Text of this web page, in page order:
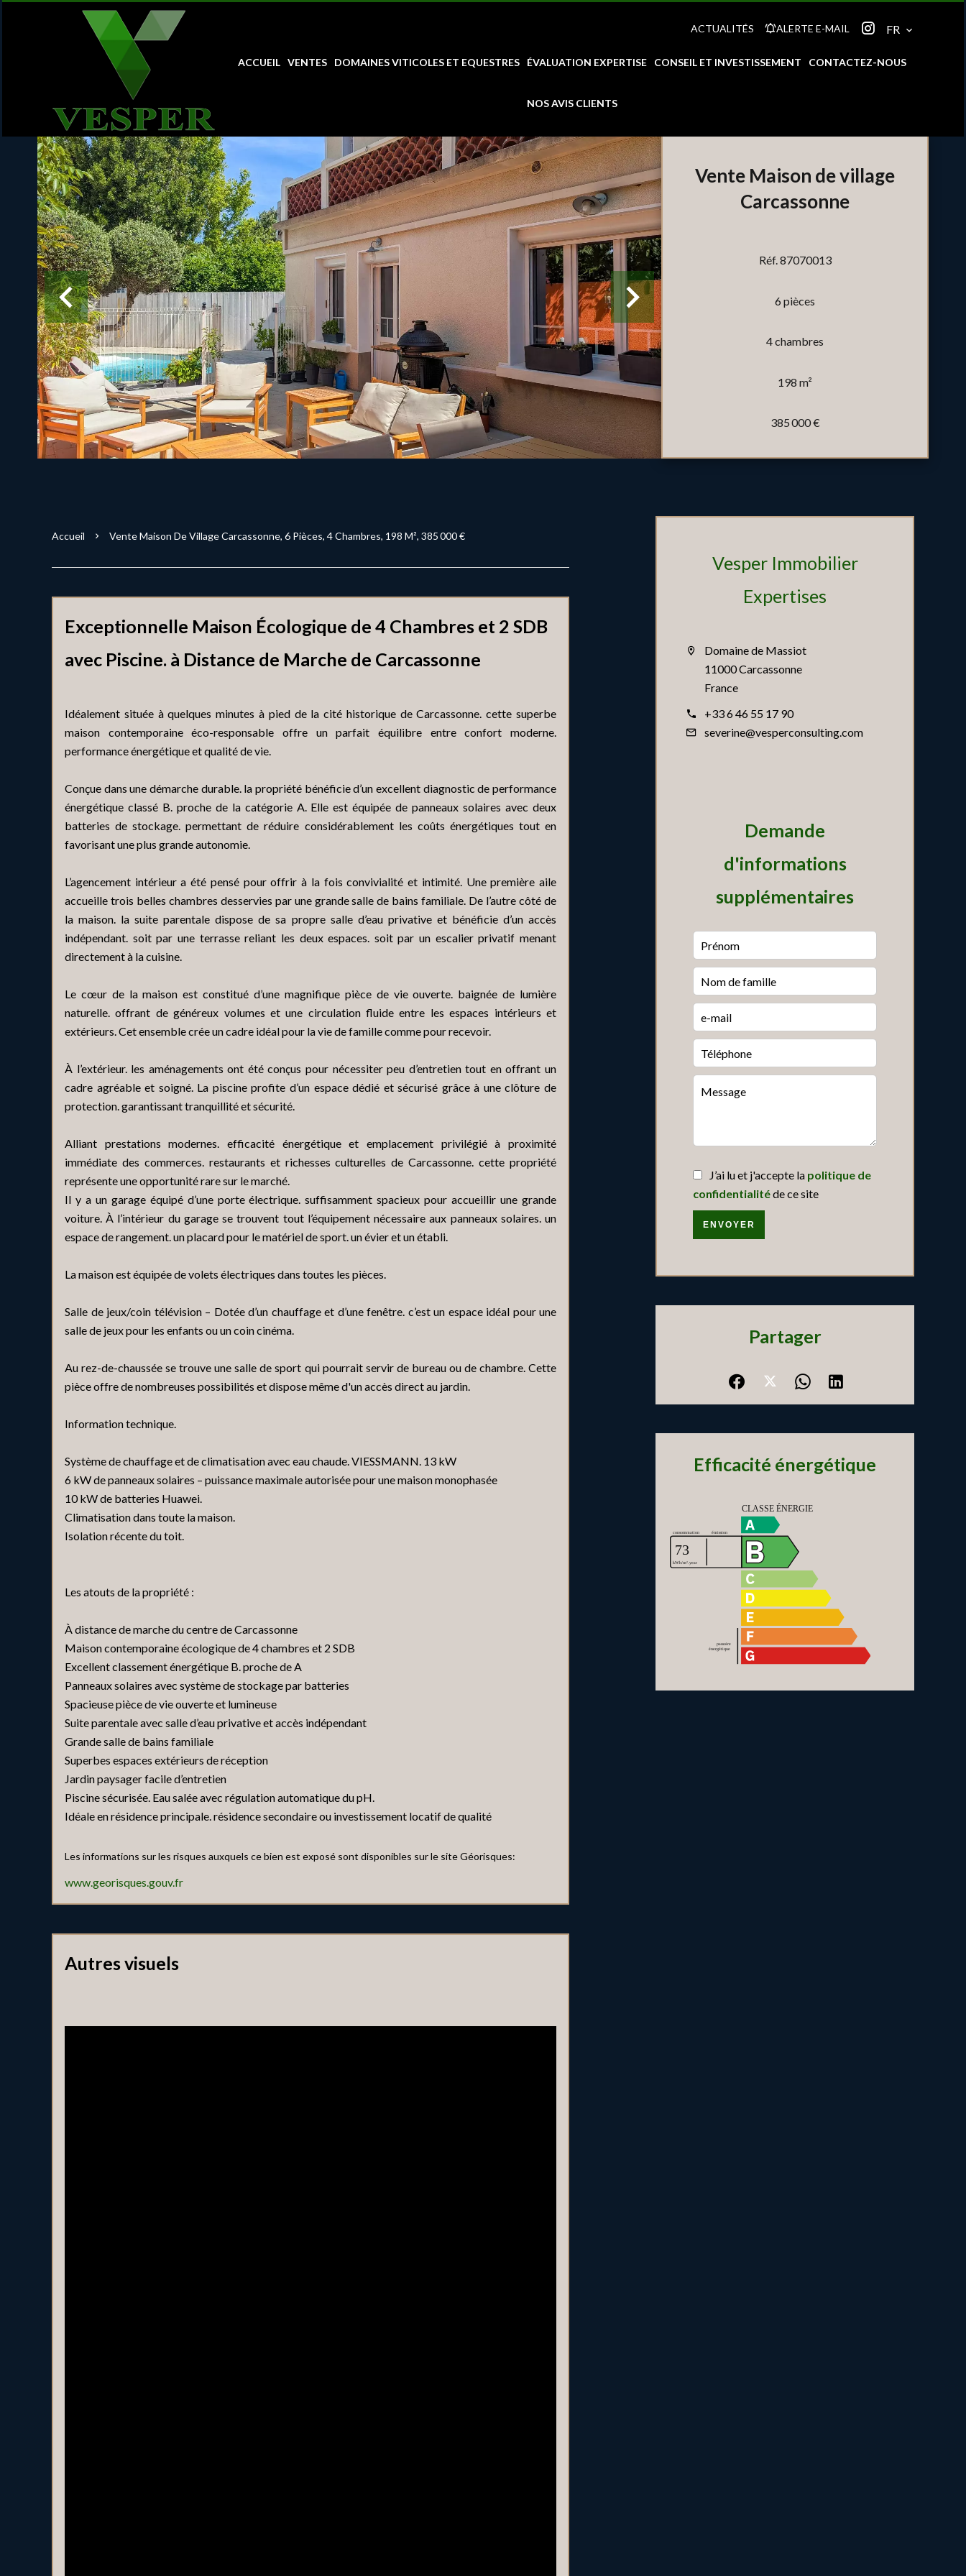
ACTUALITÉS ALERTE E-MAIL FR
ACCUEIL VENTES DOMAINES VITICOLES ET EQUESTRES ÉVALUATION EXPERTISE CONSEIL ET INVESTISSEMENT CONTACTEZ-NOUS
NOS AVIS CLIENTS
Vente Maison de village
Carcassonne
Réf. 87070013
6 pièces
4 chambres
198 m²
385 000 €
Accueil Vente Maison De Village Carcassonne, 6 Pièces, 4 Chambres, 198 M², 385 000 €
Exceptionnelle Maison Écologique de 4 Chambres et 2 SDB
avec Piscine. à Distance de Marche de Carcassonne
Idéalement située à quelques minutes à pied de la cité historique de Carcassonne. cette superbe
maison contemporaine éco-responsable offre un parfait équilibre entre confort moderne.
performance énergétique et qualité de vie.
Conçue dans une démarche durable. la propriété bénéficie d’un excellent diagnostic de performance
énergétique classé B. proche de la catégorie A. Elle est équipée de panneaux solaires avec deux
batteries de stockage. permettant de réduire considérablement les coûts énergétiques tout en
favorisant une plus grande autonomie.
L’agencement intérieur a été pensé pour offrir à la fois convivialité et intimité. Une première aile
accueille trois belles chambres desservies par une grande salle de bains familiale. De l’autre côté de
la maison. la suite parentale dispose de sa propre salle d’eau privative et bénéficie d’un accès
indépendant. soit par une terrasse reliant les deux espaces. soit par un escalier privatif menant
directement à la cuisine.
Le cœur de la maison est constitué d’une magnifique pièce de vie ouverte. baignée de lumière
naturelle. offrant de généreux volumes et une circulation fluide entre les espaces intérieurs et
extérieurs. Cet ensemble crée un cadre idéal pour la vie de famille comme pour recevoir.
À l’extérieur. les aménagements ont été conçus pour nécessiter peu d’entretien tout en offrant un
cadre agréable et soigné. La piscine profite d’un espace dédié et sécurisé grâce à une clôture de
protection. garantissant tranquillité et sécurité.
Alliant prestations modernes. efficacité énergétique et emplacement privilégié à proximité
immédiate des commerces. restaurants et richesses culturelles de Carcassonne. cette propriété
représente une opportunité rare sur le marché.
Il y a un garage équipé d’une porte électrique. suffisamment spacieux pour accueillir une grande
voiture. À l’intérieur du garage se trouvent tout l’équipement nécessaire aux panneaux solaires. un
espace de rangement. un placard pour le matériel de sport. un évier et un établi.
La maison est équipée de volets électriques dans toutes les pièces.
Salle de jeux/coin télévision – Dotée d’un chauffage et d’une fenêtre. c’est un espace idéal pour une
salle de jeux pour les enfants ou un coin cinéma.
Au rez-de-chaussée se trouve une salle de sport qui pourrait servir de bureau ou de chambre. Cette
pièce offre de nombreuses possibilités et dispose même d'un accès direct au jardin.
Information technique.
Système de chauffage et de climatisation avec eau chaude. VIESSMANN. 13 kW
6 kW de panneaux solaires – puissance maximale autorisée pour une maison monophasée
10 kW de batteries Huawei.
Climatisation dans toute la maison.
Isolation récente du toit.
Les atouts de la propriété :
À distance de marche du centre de Carcassonne
Maison contemporaine écologique de 4 chambres et 2 SDB
Excellent classement énergétique B. proche de A
Panneaux solaires avec système de stockage par batteries
Spacieuse pièce de vie ouverte et lumineuse
Suite parentale avec salle d’eau privative et accès indépendant
Grande salle de bains familiale
Superbes espaces extérieurs de réception
Jardin paysager facile d’entretien
Piscine sécurisée. Eau salée avec régulation automatique du pH.
Idéale en résidence principale. résidence secondaire ou investissement locatif de qualité
Les informations sur les risques auxquels ce bien est exposé sont disponibles sur le site Géorisques:
www.georisques.gouv.fr
Autres visuels
Vesper Immobilier
Expertises
Domaine de Massiot
11000 Carcassonne
France
+33 6 46 55 17 90
severine@vesperconsulting.com
Demande
d'informations
supplémentaires
J’ai lu et j'accepte la politique de
confidentialitéde ce site
ENVOYER
Partager
Efficacité énergétique